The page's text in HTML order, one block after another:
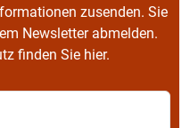
zusenden. Sie
Newsletter abmelden.
finden Sie hier.